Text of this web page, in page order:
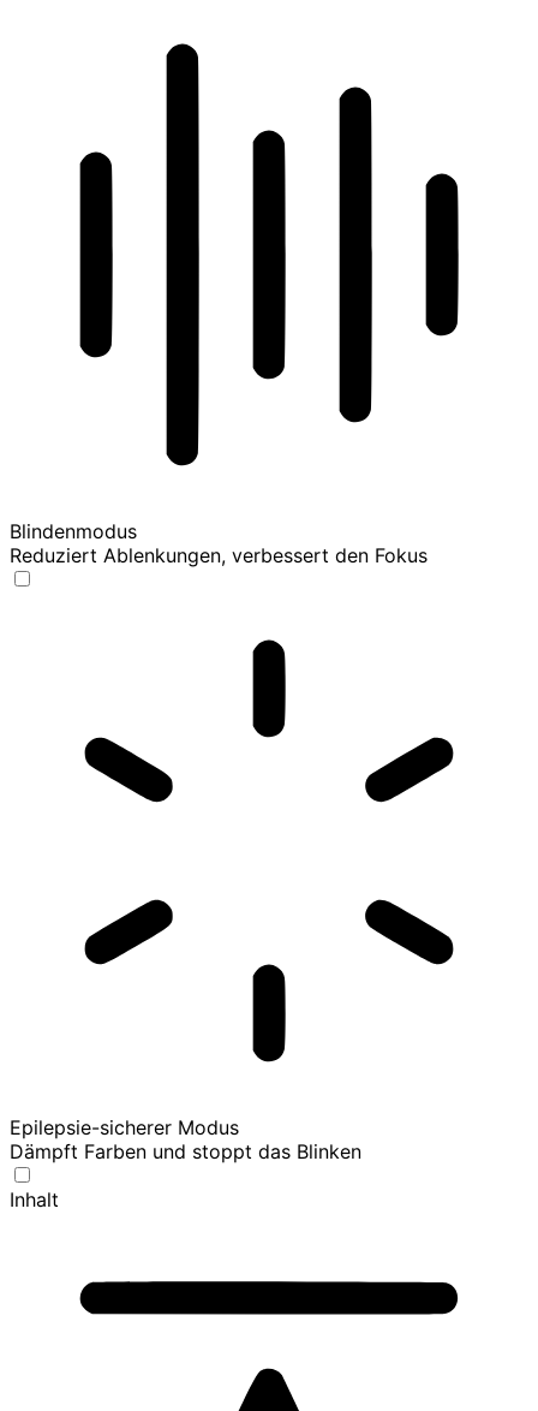
Blindenmodus
Reduziert Ablenkungen, verbessert den Fokus
Epilepsie-sicherer Modus
Dämpft Farben und stoppt das Blinken
Inhalt